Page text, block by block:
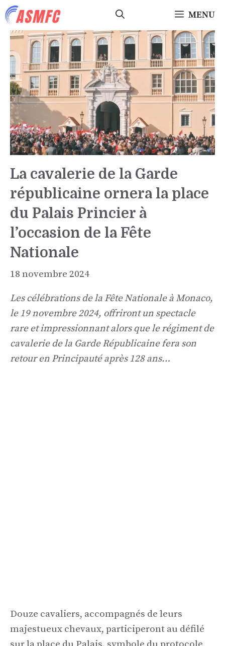
Aller
au
contenu
MENU
La cavalerie de la Garde
républicaine ornera la place
du Palais Princier à
l’occasion de la Fête
Nationale
18 novembre 2024
Les célébrations de la Fête Nationale à Monaco,
le 19 novembre 2024, offriront un spectacle
rare et impressionnant alors que le régiment de
cavalerie de la Garde Républicaine fera son
retour en Principauté après 128 ans…
Douze cavaliers, accompagnés de leurs
majestueux chevaux, participeront au défilé